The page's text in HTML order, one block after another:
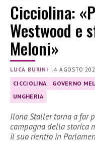
Cicciolina:
Westwood e
Meloni»
LUCA BURINI |4 AGOSTO
CICCIOLINA GOVERNO
UNGHERIA
Ilona Staller torna a far
campagna della storica
il suo rientro in